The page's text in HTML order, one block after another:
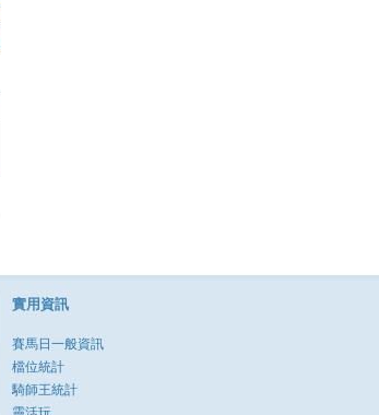
實用資訊
賽馬日一般資訊
檔位統計
騎師王統計